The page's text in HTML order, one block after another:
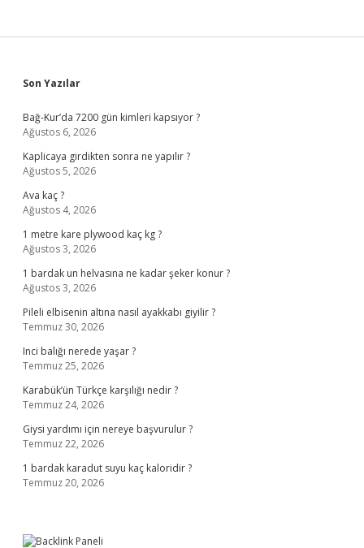
Sidebar
Son Yazılar
Bağ-Kur’da 7200 gün kimleri kapsıyor ?
Ağustos 6, 2026
Kaplicaya girdikten sonra ne yapılır ?
Ağustos 5, 2026
Ava kaç ?
Ağustos 4, 2026
1 metre kare plywood kaç kg ?
Ağustos 3, 2026
1 bardak un helvasına ne kadar şeker konur ?
Ağustos 3, 2026
Pileli elbisenin altına nasıl ayakkabı giyilir ?
Temmuz 30, 2026
Inci balığı nerede yaşar ?
Temmuz 25, 2026
Karabük’ün Türkçe karşılığı nedir ?
Temmuz 24, 2026
Giysi yardımı için nereye başvurulur ?
Temmuz 22, 2026
1 bardak karadut suyu kaç kaloridir ?
Temmuz 20, 2026